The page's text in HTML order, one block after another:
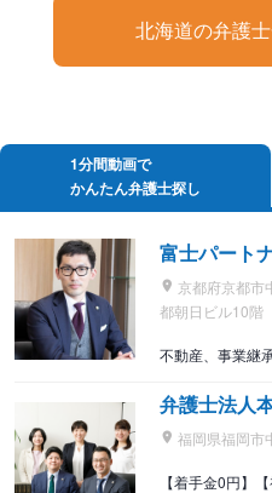
北海道の弁護
1分間動画で
かんたん弁護士探し
富士パート
京都府京都市
都朝日ビル10階
不動産、事業継
弁護士法人
福岡県福岡市
【着手金0円】